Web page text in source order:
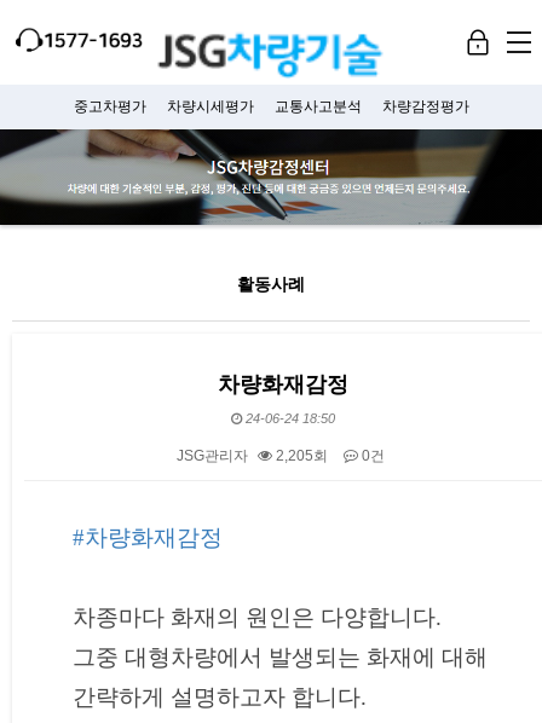
중고차평가 차량시세평가 교통사고분석 차량감정평가
활동사례
차량화재감정
24-06-24 18:50
JSG관리자 2,205회 0건
#차량화재감정
차종마다 화재의 원인은 다양합니다.
그중 대형차량에서 발생되는 화재에 대해
간략하게 설명하고자 합니다.